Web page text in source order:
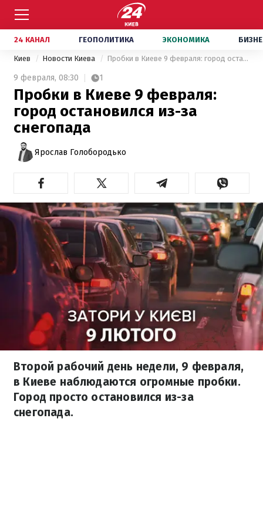
24 КАНАЛ ГЕОПОЛИТИКА ЭКОНОМИКА
Киев Новости Киева Пробки в Киеве 9 февраля: город остановился из-за снегопада
9 февраля, 08:30 1
Пробки в Киеве 9 февраля:
город остановился из-за
снегопада
Ярослав Голобородько
Второй рабочий день недели, 9 февраля,
в Киеве наблюдаются огромные пробки.
Город просто остановился из-за
снегопада.